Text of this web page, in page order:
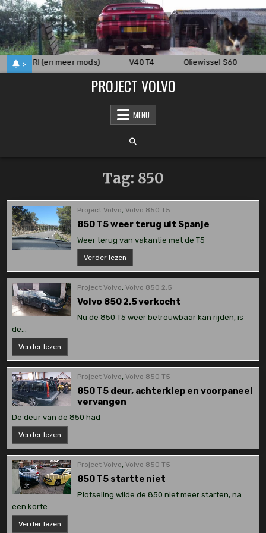
Skip
to
content
> (en meer mods) V40 T4 Oliewissel S60
PROJECT VOLVO
MENU
Tag: 850
Project Volvo,Volvo 850 T5
850 T5 weer terug uit Spanje
Weer terug van vakantie met de T5
Verder lezen
T5
weer
terug
uit
Project Volvo,Volvo 850 2.5
Volvo 850 2.5 verkocht
Nu de 850 T5 weer betrouwbaar kan rijden, is
de…
Verder lezen
850
2.5
verkocht
Project Volvo,Volvo 850 T5
850 T5 deur, achterklep en voorpaneel
vervangen
De deur van de 850 had
Verder lezen
T5
deur,
achterklep
en
voorpaneel
vervangen
Project Volvo,Volvo 850 T5
850 T5 startte niet
Plotseling wilde de 850 niet meer starten, na
een korte…
Verder lezen
T5